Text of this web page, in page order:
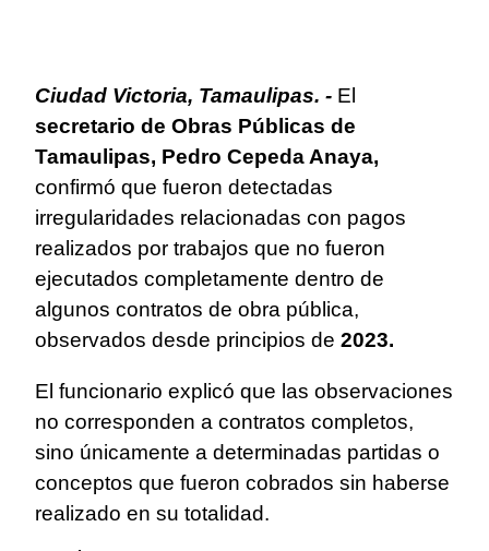
Ciudad Victoria, Tamaulipas. - El
secretario de Obras Públicas de
Tamaulipas, Pedro Cepeda Anaya,
confirmó que fueron detectadas
irregularidades relacionadas con pagos
realizados por trabajos que no fueron
ejecutados completamente dentro de
algunos contratos de obra pública,
observados desde principios de 2023.
El funcionario explicó que las observaciones
no corresponden a contratos completos,
sino únicamente a determinadas partidas o
conceptos que fueron cobrados sin haberse
realizado en su totalidad.